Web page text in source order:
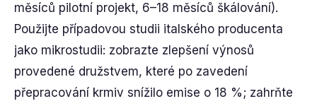
měsíců pilotní projekt, 6–18 měsíců škálování).
Použijte případovou studii italského producenta
jako mikrostudii: zobrazte zlepšení výnosů
provedené družstvem, které po zavedení
přepracování krmiv snížilo emise o 18 %; zahrňte